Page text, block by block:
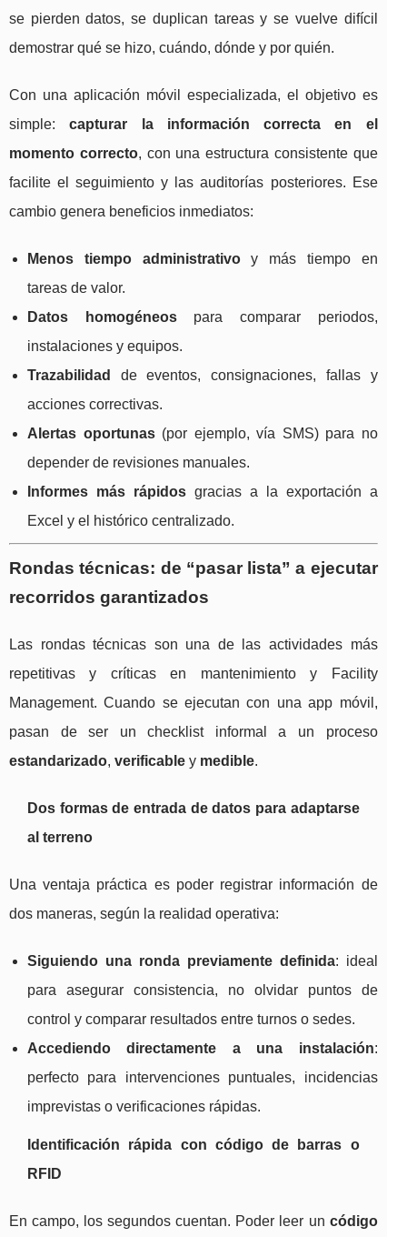
se pierden datos, se duplican tareas y se vuelve difícil
demostrar qué se hizo, cuándo, dónde y por quién.
Con una aplicación móvil especializada, el objetivo es
simple:capturar la información correcta en el
momento correcto, con una estructura consistente que
facilite el seguimiento y las auditorías posteriores. Ese
cambio genera beneficios inmediatos:
Menos tiempo administrativoy más tiempo en
tareas de valor.
Datos homogéneospara comparar periodos,
instalaciones y equipos.
Trazabilidad
de eventos, consignaciones, fallas y
acciones correctivas.
Alertas oportunas(por ejemplo, vía SMS) para no
depender de revisiones manuales.
Informes más rápidosgracias a la exportación a
Excel y el histórico centralizado.
Rondas técnicas: de “pasar lista” a ejecutar
recorridos garantizados
Las rondas técnicas son una de las actividades más
repetitivas y críticas en mantenimiento y Facility
Management. Cuando se ejecutan con una app móvil,
pasan de ser un checklist informal a un proceso
estandarizado, verificable y medible.
Dos formas de entrada de datos para adaptarse
al terreno
Una ventaja práctica es poder registrar información de
dos maneras, según la realidad operativa:
Siguiendo una ronda previamente definida: ideal
para asegurar consistencia, no olvidar puntos de
control y comparar resultados entre turnos o sedes.
Accediendo directamente a una instalación:
perfecto para intervenciones puntuales, incidencias
imprevistas o verificaciones rápidas.
Identificación rápida con código de barras o
RFID
En campo, los segundos cuentan. Poder leer un código